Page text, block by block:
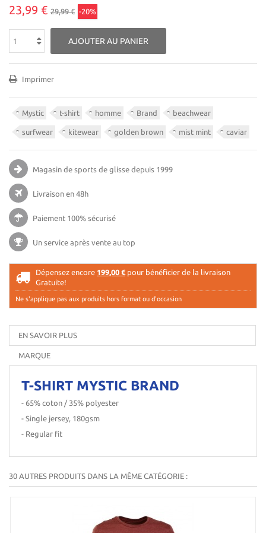
23,99 € 29,99 € -20%
AJOUTER AU PANIER
Imprimer
Mystic t-shirt homme Brand beachwear
surfwear kitewear golden brown mist mint caviar
Magasin de sports de glisse depuis 1999
Livraison en 48h
Paiement 100% sécurisé
Un service après vente au top
Dépensez encore 199,00 € pour bénéficier de la livraison
Gratuite!
Ne s'applique pas aux produits hors format ou d'occasion
EN SAVOIR PLUS
MARQUE
T-SHIRT MYSTIC BRAND
- 65% coton / 35% polyester
- Single jersey, 180gsm
- Regular fit
30 AUTRES PRODUITS DANS LA MÊME CATÉGORIE :